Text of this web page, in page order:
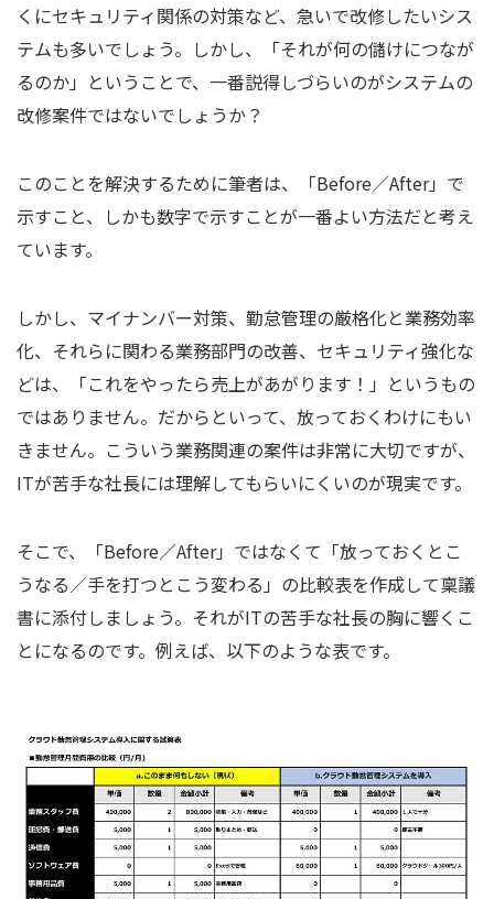
くにセキュリティ関係の対策など、急いで改修したいシス
テムも多いでしょう。しかし、「それが何の儲けにつなが
るのか」ということで、一番説得しづらいのがシステムの
改修案件ではないでしょうか？
このことを解決するために筆者は、「Before／After」で
示すこと、しかも数字で示すことが一番よい方法だと考え
ています。
しかし、マイナンバー対策、勤怠管理の厳格化と業務効率
化、それらに関わる業務部門の改善、セキュリティ強化な
どは、「これをやったら売上があがります！」というもの
ではありません。だからといって、放っておくわけにもい
きません。こういう業務関連の案件は非常に大切ですが、
ITが苦手な社長には理解してもらいにくいのが現実です。
そこで、「Before／After」ではなくて「放っておくとこ
うなる／手を打つとこう変わる」の比較表を作成して稟議
書に添付しましょう。それがITの苦手な社長の胸に響くこ
とになるのです。例えば、以下のような表です。